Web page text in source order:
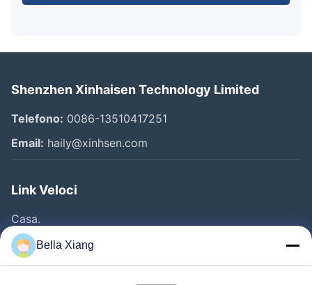
Shenzhen Xinhaisen Technology Limited
Telefono: 0086-13510417251
Email: haily@xinhsen.com
Link Veloci
Casa.
Prodotti
Video
Bella Xiang